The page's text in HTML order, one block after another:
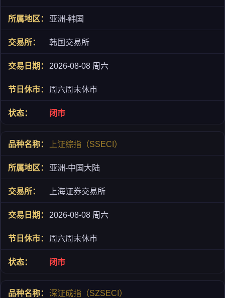
亚洲-韩国
韩国交易所
2026-08-08 周六
周六周末休市
闭市
上证综指（SSECI）
亚洲-中国大陆
上海证券交易所
2026-08-08 周六
周六周末休市
闭市
深证成指（SZSECI）